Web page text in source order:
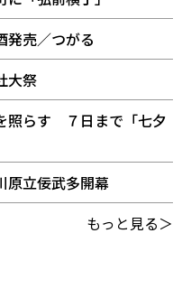
発売／つがる
大祭
照らす ７日まで「七夕
原立佞武多開幕
もっと見る＞